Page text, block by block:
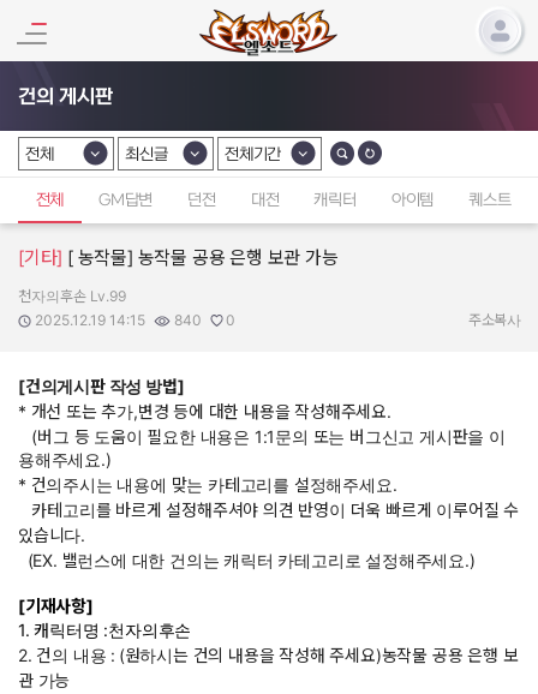
건의 게시판
카테고리 선택
전체
카테고리 선택
최신글
카테고리 선택
전체기간
전체 GM답변 던전 대전 캐릭터 아이템 퀘스트
[기타] [ 농작물] 농작물 공용 은행 보관 가능
작성자:
천자의후손 Lv.99
작성일:
2025.12.19 14:15
조회수:
840
추천수:
0 주소복사
[건의게시판 작성 방법]
* 개선 또는 추가,변경 등에 대한 내용을 작성해주세요.
(버그 등 도움이 필요한 내용은 1:1문의 또는 버그신고 게시판을 이
용해주세요.)
* 건의주시는 내용에 맞는 카테고리를 설정해주세요.
카테고리를 바르게 설정해주셔야 의견 반영이 더욱 빠르게 이루어질 수
있습니다.
(EX. 밸런스에 대한 건의는 캐릭터 카테고리로 설정해주세요.)
[기재사항]
1. 캐릭터명 :천자의후손
2. 건의 내용 : (원하시는 건의 내용을 작성해 주세요)농작물 공용 은행 보
관 가능